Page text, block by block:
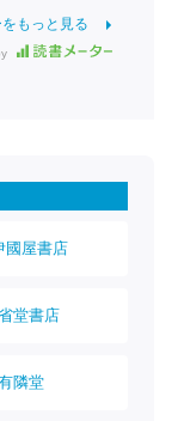
もっと見る
國屋書店
堂書店
隣堂